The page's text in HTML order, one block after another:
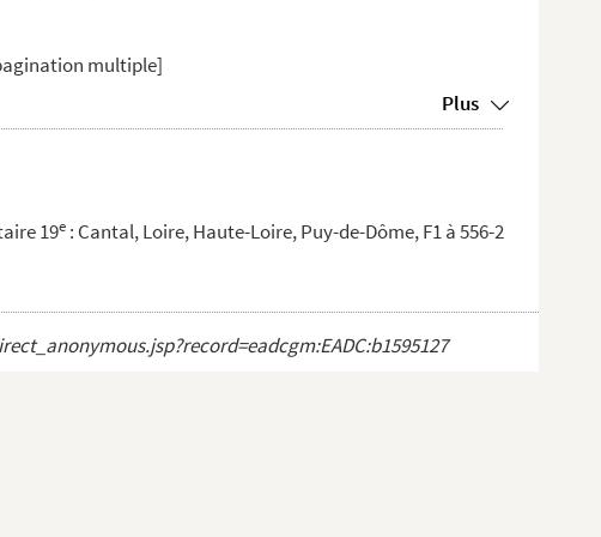
multiple]
Plus
19e : Cantal, Loire, Haute-Loire, Puy-de-Dôme, F1 à 556-2